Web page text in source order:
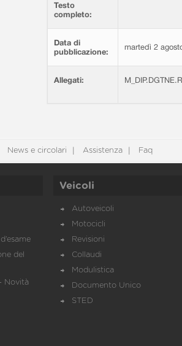
Testo
completo:
Data di
pubblicazione:
martedì 2
Allegati:
News e circolari Assistenza Faq
del
Novità
Veicoli
Autoveicoli
Motocicli
Revisioni
Collaudi
Modulistica
Documento Unico
STED